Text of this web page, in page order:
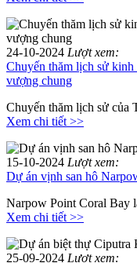
24-10-2024 Lượt xem:
Chuyến thăm lịch sử
vượng chung
Chuyến thăm lịch sử của
Xem chi tiết >>
15-10-2024 Lượt xem:
Dự án vịnh san hô
Narpow Point Coral Bay
Xem chi tiết >>
25-09-2024 Lượt xem: